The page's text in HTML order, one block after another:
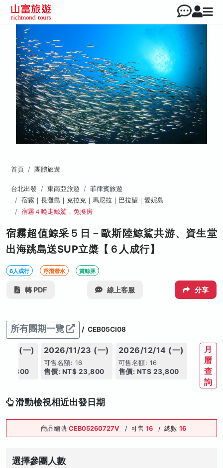
首頁 團體旅遊
台北出發 東南亞旅遊
菲律賓旅遊
宿霧｜長灘島｜克拉克｜馬尼拉｜巴拉望｜愛妮島
宿霧４晚走鯨鯊，免換房
宿霧超值鯨采５日－歐斯陸鯨鯊共游、資生堂
出海跳島送SUP立槳【６人成行】
6人成行 浮潛潛水 賞鯨豚
轉 PDF 線上客服 分享
所有團期一覽 / CEB05CI08
09 (一)
23,800
2026/11/23 (一)
可售名額: 16
售價: NT$ 23,800
2026/12/14 (一)
可售名額: 16
售價: NT$ 23,800
月
曆
查
詢
滑動檢視相近出發日期
商品編號 CEB05260727V / 可售 16 / 總數 16
選擇參團人數